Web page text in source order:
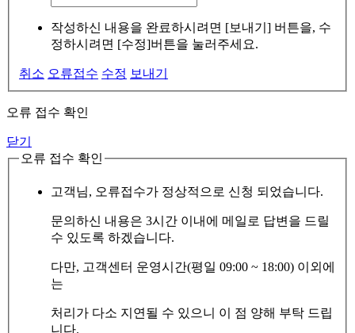
작성하신 내용을 완료하시려면 [보내기] 버튼을, 수
정하시려면 [수정]버튼을 눌러주세요.
취소 오류접수 수정 보내기
오류 접수 확인
닫기
오류 접수 확인
고객님, 오류접수가 정상적으로 신청 되었습니다.
문의하신 내용은 3시간 이내에 메일로 답변을 드릴
수 있도록 하겠습니다.
다만, 고객센터 운영시간(평일 09:00 ~ 18:00) 이외에
는
처리가 다소 지연될 수 있으니 이 점 양해 부탁 드립
니다.